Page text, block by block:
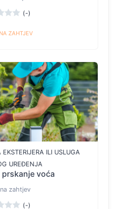
(-)
ZAHTJEV
ILI USLUGA
UREĐENJA
prskanje voća
zahtjev
(-)